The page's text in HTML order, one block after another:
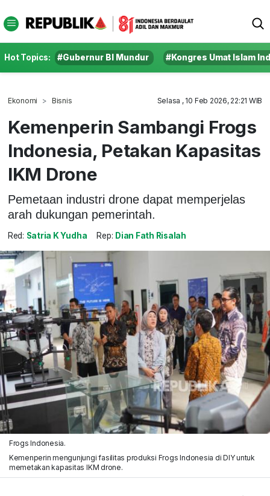
Hot Topics: #Gubernur BI Mundur #Kongres Umat Islam
Ekonomi Bisnis Selasa , 10 Feb 2026, 22:21 WIB
Kemenperin Sambangi Frogs
Indonesia, Petakan Kapasitas
IKM Drone
Pemetaan industri drone dapat memperjelas
arah dukungan pemerintah.
Red: Satria K Yudha Rep: Dian Fath Risalah
Frogs Indonesia.
Kemenperin mengunjungi fasilitas produksi Frogs Indonesia di DIY untuk
memetakan kapasitas IKM drone.